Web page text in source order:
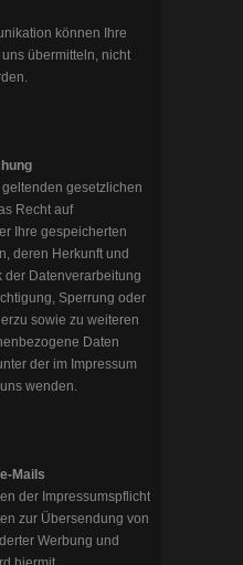
können Ihre
übermitteln, nicht
gesetzlichen
Recht auf
Ihre gespeicherten
deren Herkunft und
der Datenverarbeitung
Sperrung oder
sowie zu weiteren
Daten
der im Impressum
wenden.
Mails
der Impressumspflicht
zur Übersendung von
Werbung und